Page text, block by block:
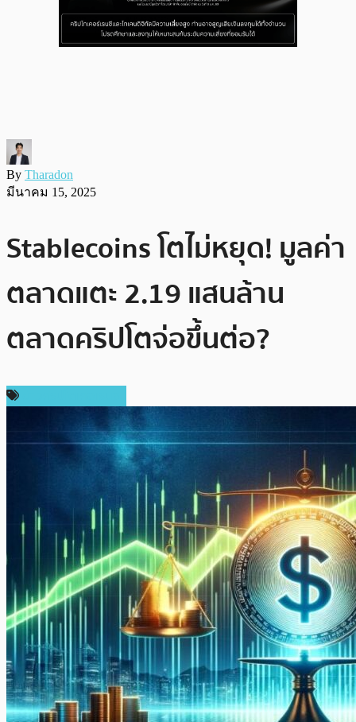
By Tharadon
มีนาคม 15, 2025
Stablecoins โตไม่หยุด! มูลค่า
ตลาดแตะ 2.19 แสนล้าน
ตลาดคริปโตจ่อขึ้นต่อ?